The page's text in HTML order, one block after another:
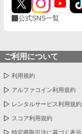
公式SNS一覧
ご利用について
利用規約
アルファコイン利用規約
レンタルサービス利用規約
スコア利用規約
特定商取引法に基づく表示